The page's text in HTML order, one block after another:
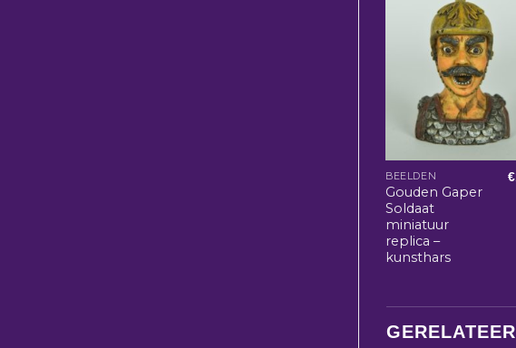
BEELDEN
Gouden Gaper
Soldaat
miniatuur
replica –
kunsthars
€